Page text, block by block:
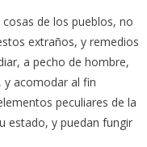
cosas de los pueblos, no
extraños, y remedios
a pecho de hombre,
y acomodar al fin
peculiares de la
estado, y puedan fungir